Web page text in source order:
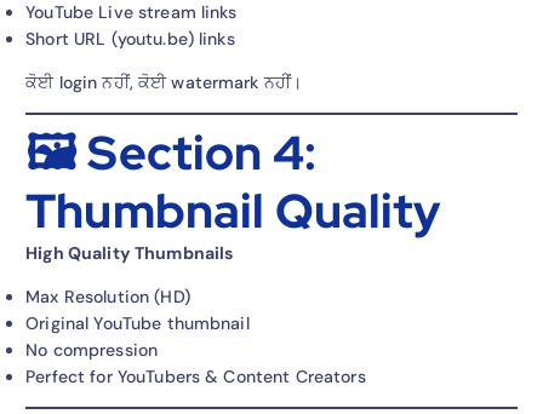
YouTube Live stream links
Short URL (youtu.be) links
ਕੋਈ login ਨਹੀਂ, ਕੋਈ watermark ਨਹੀਂ।
🖼️ Section 4:
Thumbnail Quality
High Quality Thumbnails
Max Resolution (HD)
Original YouTube thumbnail
No compression
Perfect for YouTubers & Content Creators